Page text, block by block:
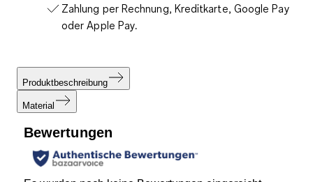
Zahlung per Rechnung, Kreditkarte, Google Pay
oder Apple Pay.
Produktbeschreibung
Material
Bewertungen